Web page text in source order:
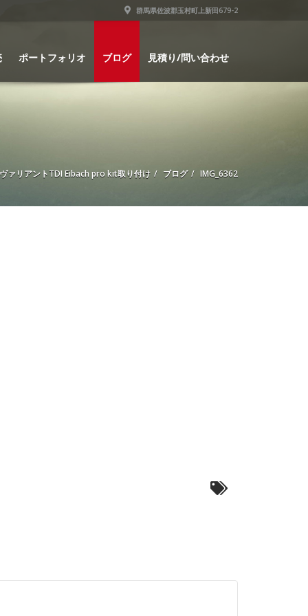
群馬県佐波郡玉村町上新田679-2
ポートフォリオ ブログ 見積り/問い合わせ
ァリアントTDI Eibach pro kit取り付け ブログ IMG_6362